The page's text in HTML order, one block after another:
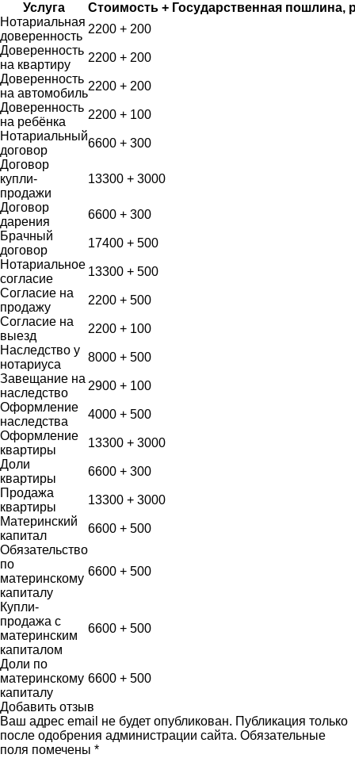
Услуга
Стоимость + Государственная пошлина,
Нотариальная
доверенность
2200 + 200
Доверенность
на квартиру
2200 + 200
Доверенность
на автомобиль
2200 + 200
Доверенность
на ребёнка
2200 + 100
Нотариальный
договор
6600 + 300
Договор
купли-
продажи
13300 + 3000
Договор
дарения
6600 + 300
Брачный
договор
17400 + 500
Нотариальное
согласие
13300 + 500
Согласие на
продажу
2200 + 500
Согласие на
выезд
2200 + 100
Наследство у
нотариуса
8000 + 500
Завещание на
наследство
2900 + 100
Оформление
наследства
4000 + 500
Оформление
квартиры
13300 + 3000
Доли
квартиры
6600 + 300
Продажа
квартиры
13300 + 3000
Материнский
капитал
6600 + 500
Обязательство
по
материнскому
капиталу
6600 + 500
Купли-
продажа с
материнским
капиталом
6600 + 500
Доли по
материнскому
капиталу
6600 + 500
Добавить отзыв
Ваш адрес email не будет опубликован. Публикация только
после одобрения администрации сайта. Обязательные
поля помечены *